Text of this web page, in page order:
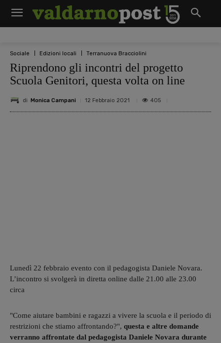
Sociale Edizioni locali Terranuova Bracciolini
Riprendono gli incontri del progetto
Scuola Genitori, questa volta on line
di Monica Campani 12 Febbraio 2021 405
Lunedì 22 febbraio evento con il pedagogista Daniele Novara.
L’incontro si svolgerà in diretta online dalle 21.00 alle 23.00
circa
"Come aiutare bambini e ragazzi a vivere la scuola e il periodo di
restrizioni che stiamo affrontando?", questa e altre domande
verranno affrontate dal pedagogista Daniele Novara durante